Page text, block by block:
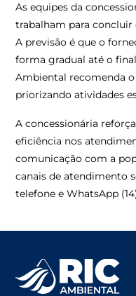
As equipes da
trabalham para concluir
A previsão é que o
forma gradual até o
Ambiental recomenda
priorizando atividades
A concessionária
eficiência nos
comunicação com a
canais de atendimento
telefone e WhatsApp